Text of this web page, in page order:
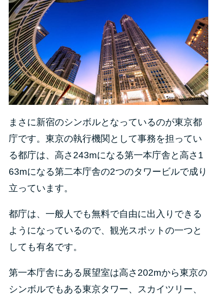
まさに新宿のシンボルとなっているのが東京都
庁です。東京の執行機関として事務を担ってい
る都庁は、高さ243mになる第一本庁舎と高さ1
63mになる第二本庁舎の2つのタワービルで成り
立っています。
都庁は、一般人でも無料で自由に出入りできる
ようになっているので、観光スポットの一つと
しても有名です。
第一本庁舎にある展望室は高さ202mから東京の
シンボルでもある東京タワー、スカイツリー、